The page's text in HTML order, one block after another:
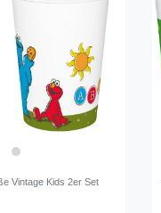
Vintage Kids 2er Set